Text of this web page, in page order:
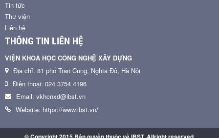
Tin tức
Thư viện
Liên hệ
THÔNG TIN LIÊN HỆ
VIỆN KHOA HỌC CÔNG NGHỆ XÂY DỰNG
Địa chỉ: 81 phố Trần Cung, Nghĩa Đô, Hà Nội
Điện thoại: 024 3754 4196
Email: vkhcnxd@ibst.vn
Website: https://www.ibst.vn/